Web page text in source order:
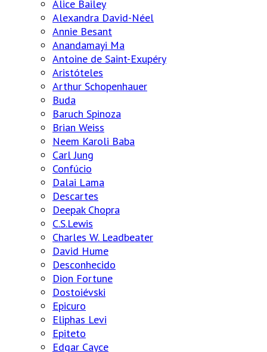
Alice Bailey
Alexandra David-Néel
Annie Besant
Anandamayi Ma
Antoine de Saint-Exupéry
Aristóteles
Arthur Schopenhauer
Buda
Baruch Spinoza
Brian Weiss
Neem Karoli Baba
Carl Jung
Confúcio
Dalai Lama
Descartes
Deepak Chopra
C.S.Lewis
Charles W. Leadbeater
David Hume
Desconhecido
Dion Fortune
Dostoiévski
Epicuro
Eliphas Levi
Epiteto
Edgar Cayce